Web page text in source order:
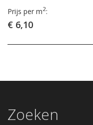
Prijs per m2:
€ 6,10
Zoeken